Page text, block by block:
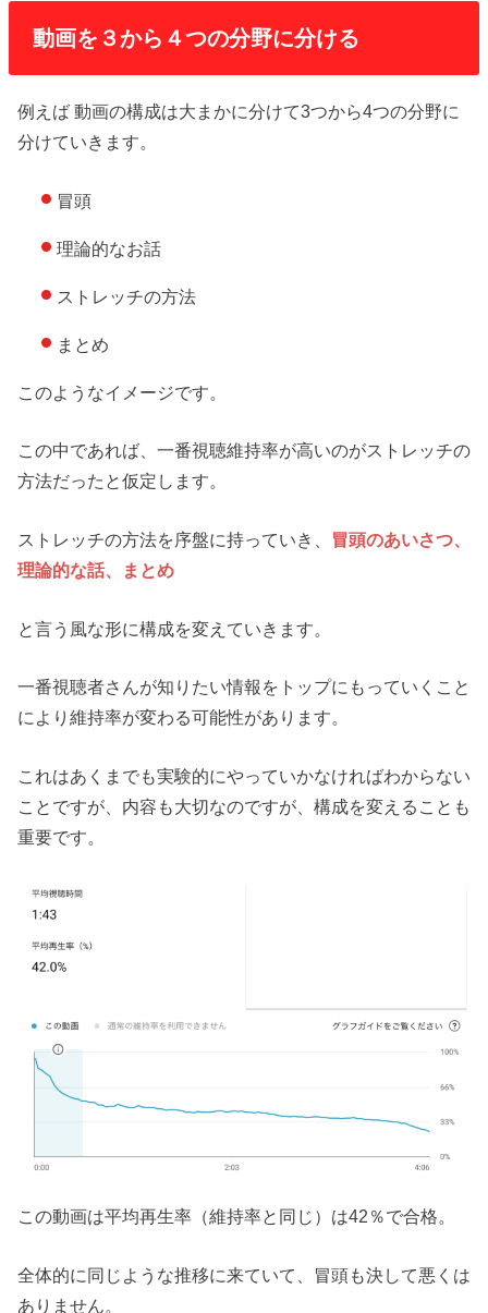
動画を３から４つの分野に分ける
例えば 動画の構成は大まかに分けて3つから4つの分野に
分けていきます。
冒頭
理論的なお話
ストレッチの方法
まとめ
このようなイメージです。
この中であれば、一番視聴維持率が高いのがストレッチの
方法だったと仮定します。
ストレッチの方法を序盤に持っていき、
冒頭のあいさつ、
理論的な話、まとめ
と言う風な形に構成を変えていきます。
一番視聴者さんが知りたい情報をトップにもっていくこと
により維持率が変わる可能性があります。
これはあくまでも実験的にやっていかなければわからない
ことですが、内容も大切なのですが、構成を変えることも
重要です。
この動画は平均再生率（維持率と同じ）は42％で合格。
全体的に同じような推移に来ていて、冒頭も決して悪くは
ありません。